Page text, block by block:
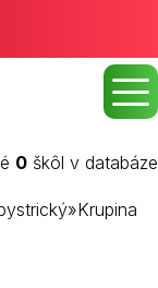
0 škôl v databáze
»Krupina